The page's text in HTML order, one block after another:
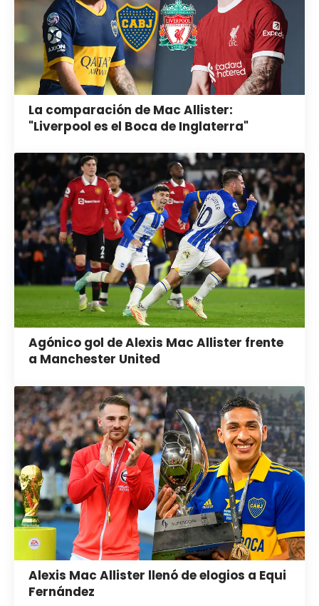
La comparación de Mac Allister:
"Liverpool es el Boca de Inglaterra"
Agónico gol de Alexis Mac Allister frente
a Manchester United
Alexis Mac Allister llenó de elogios a Equi
Fernández